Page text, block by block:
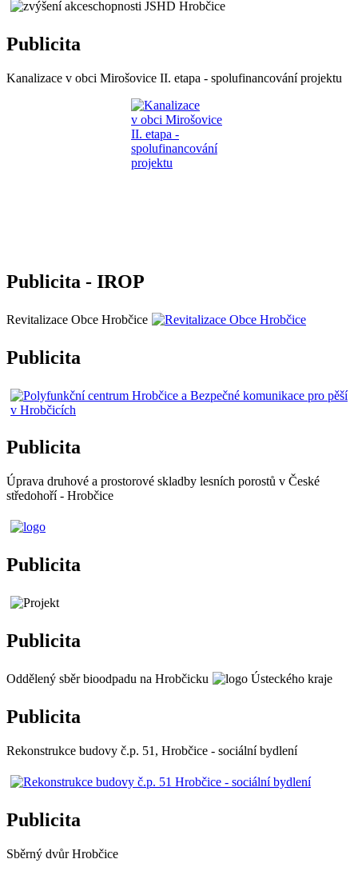
Publicita
Kanalizace v obci Mirošovice II. etapa - spolufinancování projektu
Publicita - IROP
Revitalizace Obce Hrobčice
Publicita
Publicita
Úprava druhové a prostorové skladby lesních porostů v České
středohoří - Hrobčice
Publicita
Publicita
Oddělený sběr bioodpadu na Hrobčicku
Publicita
Rekonstrukce budovy č.p. 51, Hrobčice - sociální bydlení
Publicita
Sběrný dvůr Hrobčice